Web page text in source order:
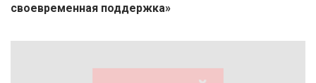
своевременная поддержка»